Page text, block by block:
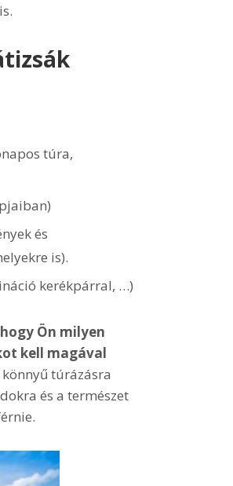
túra,
és
is).
kerékpárral, …)
Ön milyen
kell magával
túrázásra
és a természet